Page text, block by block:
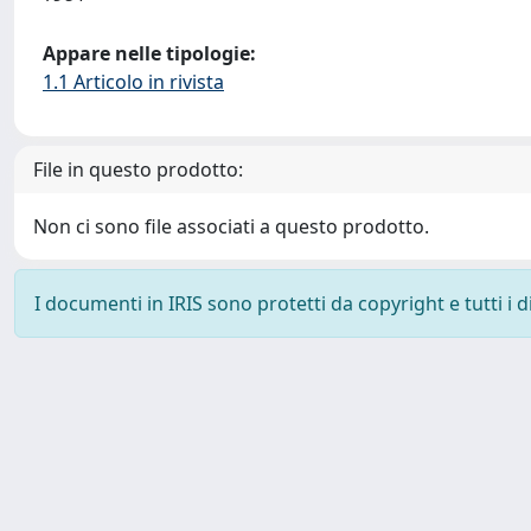
Appare nelle tipologie:
1.1 Articolo in rivista
File in questo prodotto:
Non ci sono file associati a questo prodotto.
I documenti in IRIS sono protetti da copyright e tutti i